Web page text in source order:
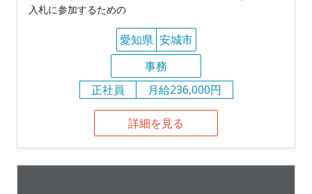
入札に参加するための
愛知県 安城市
事務
正社員
月給236,000円
詳細を見る